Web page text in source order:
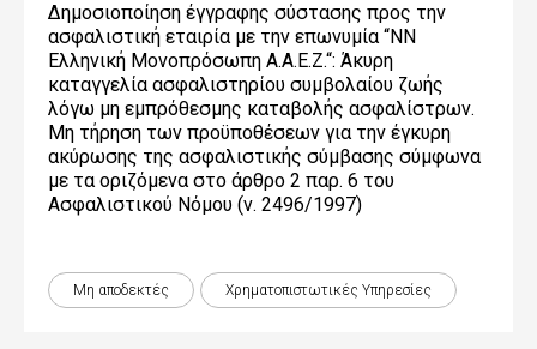
Δημοσιοποίηση έγγραφης σύστασης προς την
ασφαλιστική εταιρία με την επωνυμία “NN
Ελληνική Μονοπρόσωπη Α.Α.Ε.Ζ.“: Άκυρη
καταγγελία ασφαλιστηρίου συμβολαίου ζωής
λόγω μη εμπρόθεσμης καταβολής ασφαλίστρων.
Μη τήρηση των προϋποθέσεων για την έγκυρη
ακύρωσης της ασφαλιστικής σύμβασης σύμφωνα
με τα οριζόμενα στο άρθρο 2 παρ. 6 του
Ασφαλιστικού Νόμου (ν. 2496/1997)
Μη αποδεκτές Χρηματοπιστωτικές Yπηρεσίες